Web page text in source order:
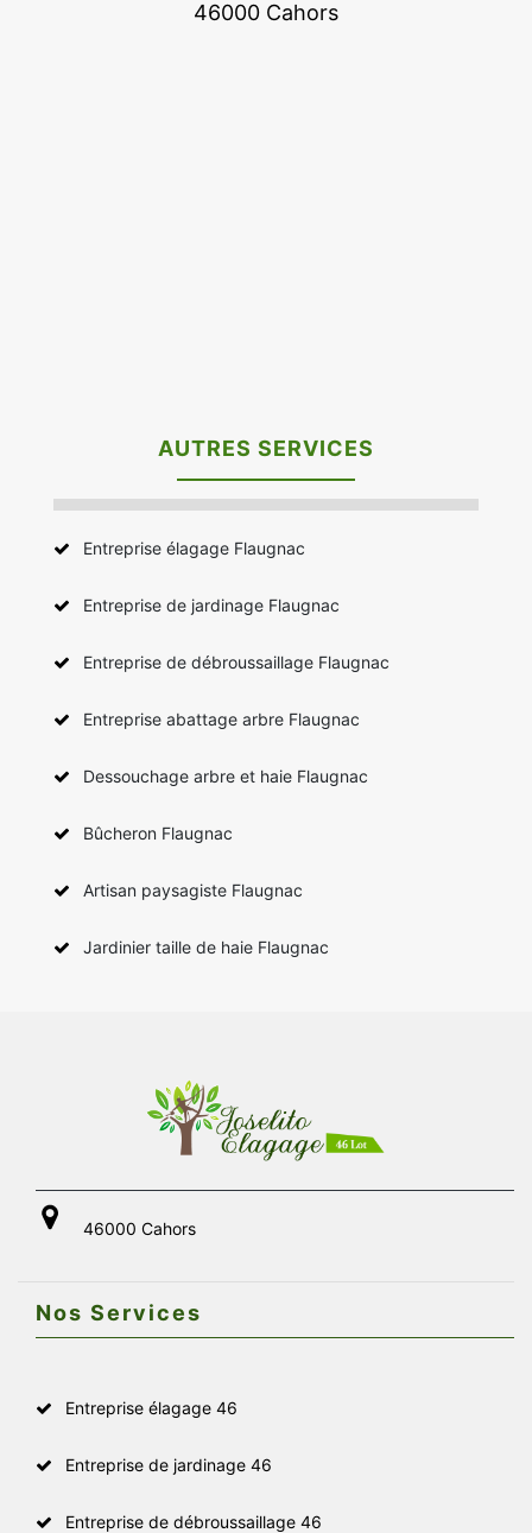
46000 Cahors
AUTRES SERVICES
Entreprise élagage Flaugnac
Entreprise de jardinage Flaugnac
Entreprise de débroussaillage Flaugnac
Entreprise abattage arbre Flaugnac
Dessouchage arbre et haie Flaugnac
Bûcheron Flaugnac
Artisan paysagiste Flaugnac
Jardinier taille de haie Flaugnac
46000 Cahors
Nos Services
Entreprise élagage 46
Entreprise de jardinage 46
Entreprise de débroussaillage 46